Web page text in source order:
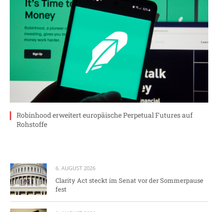
Robinhood erweitert europäische Perpetual Futures auf
Rohstoffe
6. AUGUST 2026
Clarity Act steckt im Senat vor der Sommerpause
fest